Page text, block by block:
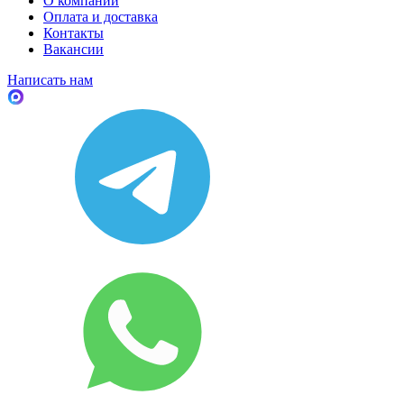
Оплата и доставка
Контакты
Вакансии
Написать нам